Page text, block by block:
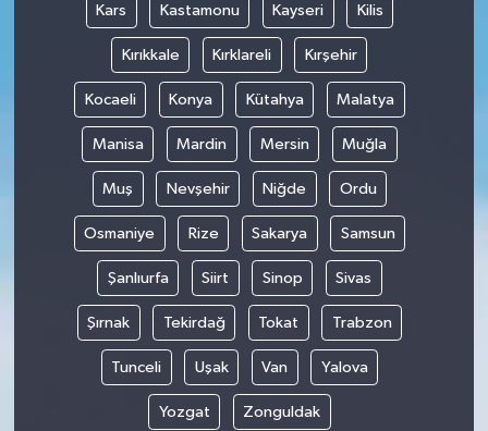
Kars Kastamonu Kayseri Kilis
Kırıkkale Kırklareli Kırşehir
Kocaeli Konya Kütahya Malatya
Manisa Mardin Mersin Muğla
Muş Nevşehir Niğde Ordu
Osmaniye Rize Sakarya Samsun
Şanlıurfa Siirt Sinop Sivas
Şırnak Tekirdağ Tokat Trabzon
Tunceli Uşak Van Yalova
Yozgat Zonguldak